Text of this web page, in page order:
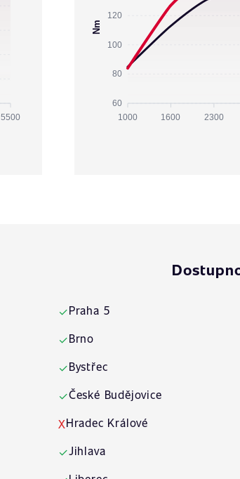
5500
120
100
80
60
Nm
1000 1600 2300
✓Praha 5
✓Brno
✓Bystřec
✓České Budějovice
XHradec Králové
✓Jihlava